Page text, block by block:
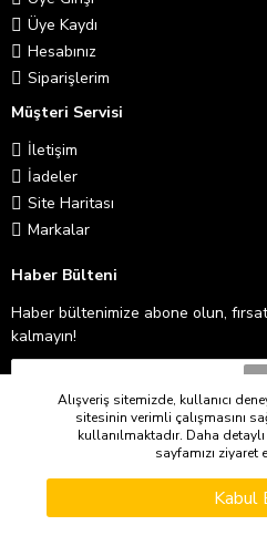
Üye Kaydı
Hesabınız
Siparişlerim
Müşteri Servisi
İletişim
İadeler
Site Haritası
Markalar
Haber Bülteni
Haber bültenimize abone olun,
kalmayın!
Gizlilik İlkeleri 'ni okudum ve
Copyright
Alışveriş sitemizde, kullanıcı
sitesinin verimli çalışmasını
kullanılmaktadır. Daha
sayfamızı
Kabul